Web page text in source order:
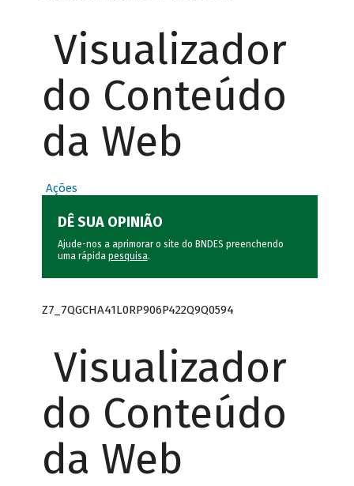
Visualizador
do Conteúdo
da Web
Ações
DÊ SUA OPINIÃO
Ajude-nos a aprimorar o site do BNDES preenchendo
uma rápida pesquisa.
Z7_7QGCHA41L0RP906P422Q9Q0594
Visualizador
do Conteúdo
da Web